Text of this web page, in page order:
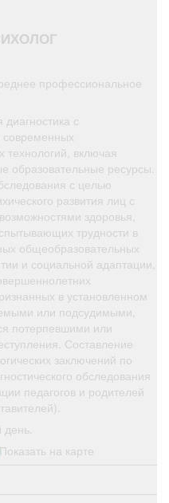
профессиональное
диагностика с
современных
технологий, включая
образовательные ресурсы.
с целью
развития лиц с
здоровья,
трудности в
общеобразовательных
и социальной адаптации,
в установленном
или подсудимыми,
потерпевшими или
Составление
заключений по
обследования
педагогов и родителей
Показать на карте